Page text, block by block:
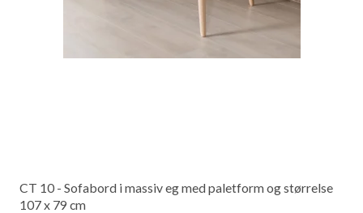
CT 10 - Sofabord i massiv eg med paletform og størrelse
107 x 79 cm